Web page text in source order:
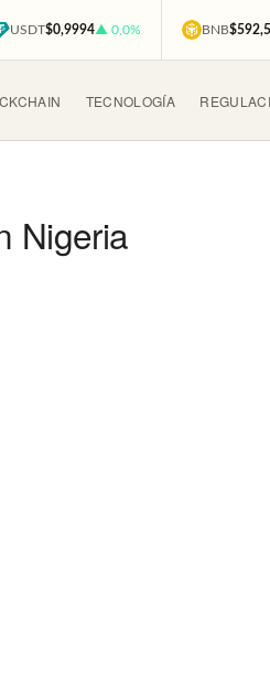
USDT$0,9994▲ 0,0% BNB
TECNOLOGÍA
Nigeria